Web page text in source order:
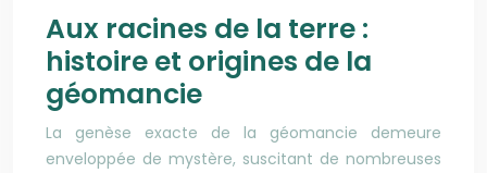
Aux racines de la terre :
histoire et origines de la
géomancie
La genèse exacte de la géomancie demeure
enveloppée de mystère, suscitant de nombreuses